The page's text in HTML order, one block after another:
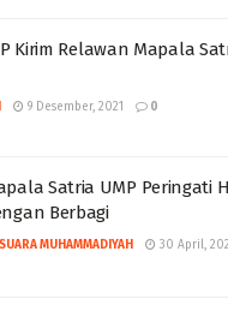
Kirim Relawan Mapala
9 Desember, 2021 0
Satria UMP Peringati
Berbagi
SUARA MUHAMMADIYAH 30 April,